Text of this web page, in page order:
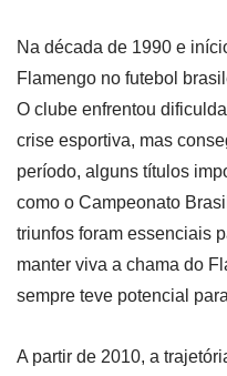
Na década de 1990 e
Flamengo no futebol
O clube enfrentou
crise esportiva, mas
período, alguns títulos
como o Campeonato
triunfos foram essenciais
manter viva a chama do
sempre teve potencial
A partir de 2010, a